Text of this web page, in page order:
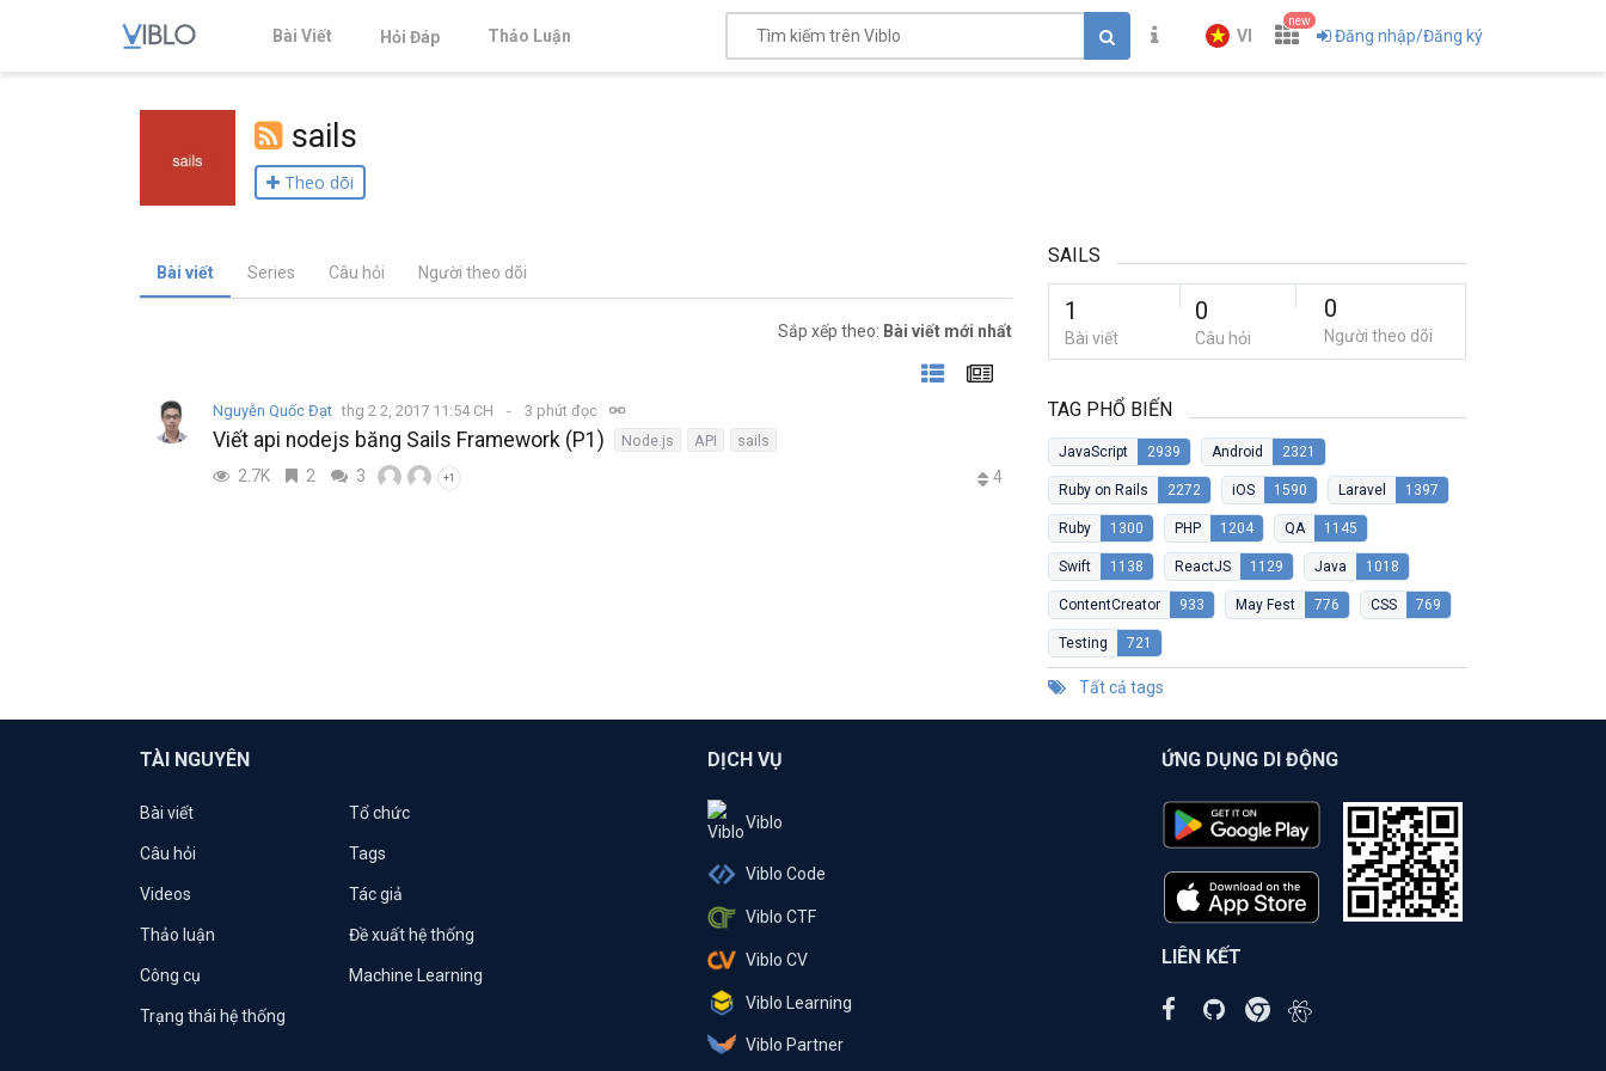
Bài Viết Hỏi Đáp Thảo Luận VI
new
Đăng nhập/Đăng ký
sails
Theo dõi
Bài viết Series Câu hỏi Người theo dõi
Sắp xếp theo: Bài viết mới nhất
Nguyễn Quốc Đạt thg 2 2, 2017 11:54 CH 3 phút đọc
Viết api nodejs băng Sails Framework (P1) Node.js API sails
2.7K 2 3 +1 4
SAILS
1
Bài viết
0
Câu hỏi
0
Người theo dõi
TAG PHỔ BIẾN
JavaScript 2939 Android 2321
Ruby on Rails 2272 iOS 1590 Laravel 1397
Ruby 1300 PHP 1204 QA 1145
Swift 1138 ReactJS 1129 Java 1018
ContentCreator 933 May Fest 776 CSS 769
Testing 721
Tất cả tags
TÀI NGUYÊN
Bài viết Tổ chức
Câu hỏi Tags
Videos Tác giả
Thảo luận Đề xuất hệ thống
Công cụ Machine Learning
Trạng thái hệ thống
DỊCH VỤ
Viblo
Viblo Code
Viblo CTF
Viblo CV
Viblo Learning
Viblo Partner
ỨNG DỤNG DI ĐỘNG
LIÊN KẾT